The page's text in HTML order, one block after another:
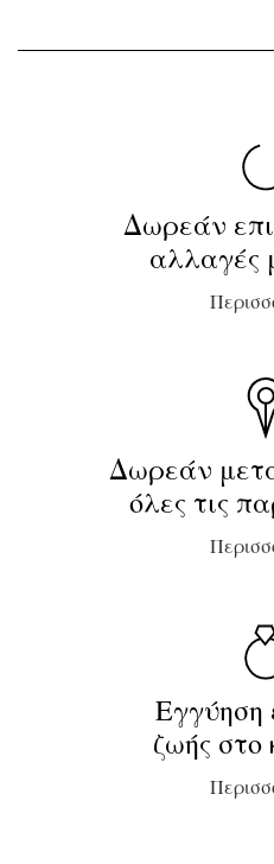
Δωρεάν
αλλαγές
Δωρεάν
όλες τις
Εγγύηση
ζωής